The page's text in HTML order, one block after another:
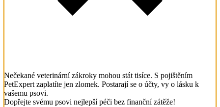
Nečekané veterinární zákroky mohou stát tisíce. S pojištěním
PetExpert zaplatíte jen zlomek. Postarají se o účty, vy o lásku k
vašemu psovi.
Dopřejte svému psovi nejlepší péči bez finanční zátěže!